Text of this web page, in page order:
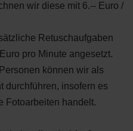
wir diese mit 6.-- Euro /
Retuschaufgaben
pro Minute angesetzt.
können wir als
durchführen, insofern es
Fotoarbeiten handelt.